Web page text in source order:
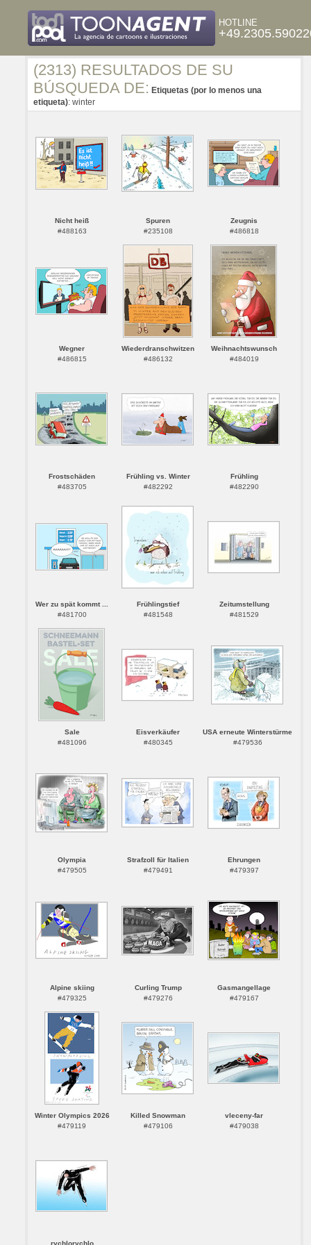
HOTLINE
(2313) RESULTADOS DE SU
BÚSQUEDA DE: Etiquetas (por lo menos una
etiqueta): winter
Nicht heiß
#488163
Spuren
#235108
Zeugnis
#486818
Wegner
#486815
Wiederdranschwitzen
#486132
Weihnachtswunsch
#484019
Frostschäden
#483705
Frühling vs. Winter
#482292
Frühling
#482290
Wer zu spät kommt ...
#481700
Frühlingstief
#481548
Zeitumstellung
#481529
Sale
#481096
Eisverkäufer
#480345
USA erneute Winterstürme
#479536
Olympia
#479505
Strafzoll für Italien
#479491
Ehrungen
#479397
Alpine skiing
#479325
Curling Trump
#479276
Gasmangellage
#479167
Winter Olympics 2026
#479119
Killed Snowman
#479106
vleceny-far
#479038
rychlorychlo